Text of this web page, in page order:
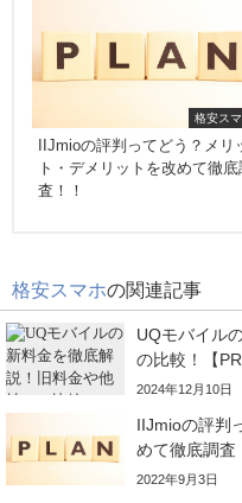
格安ス
IIJmioの評判ってどう？メリ
ト・デメリットを改めて徹底
査！！
格安スマホの関連記事
UQモバイル
の比較！【PR
2024年12月10日
IIJmioの評判
めて徹底調査
2022年9月3日